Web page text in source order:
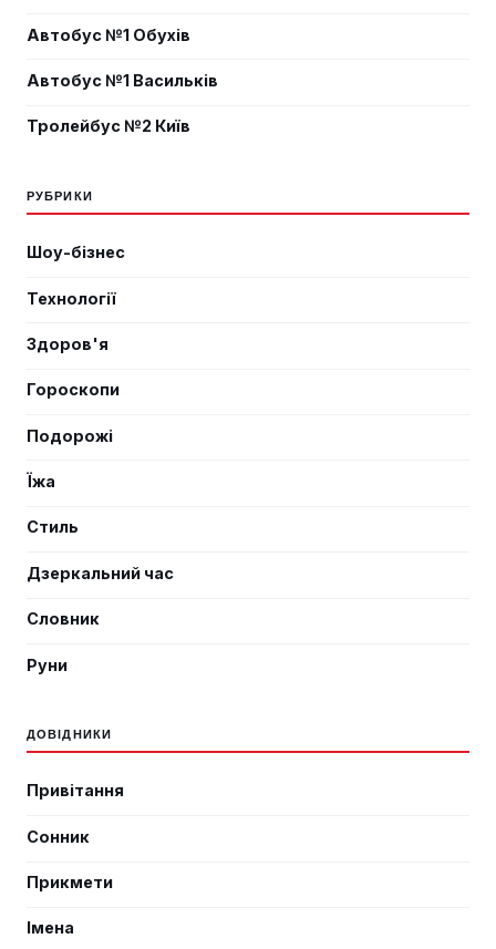
Автобус №1 Обухів
Автобус №1 Васильків
Тролейбус №2 Київ
РУБРИКИ
Шоу-бізнес
Технології
Здоров'я
Гороскопи
Подорожі
Їжа
Стиль
Дзеркальний час
Словник
Руни
ДОВІДНИКИ
Привітання
Сонник
Прикмети
Імена